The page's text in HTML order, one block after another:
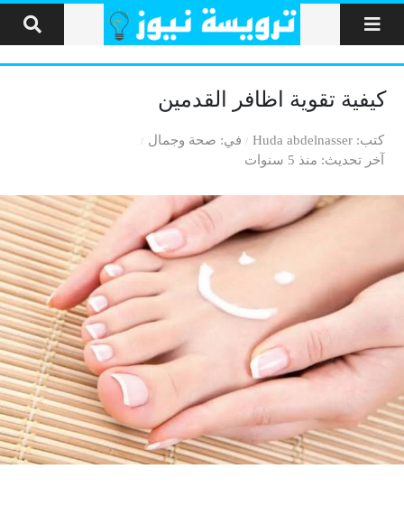
التخطي إلى المحتوى
كيفية تقوية اظافر القدمين
كتب Huda abdelnasser في صحة وجمال
آخر تحديث منذ 5 سنوات